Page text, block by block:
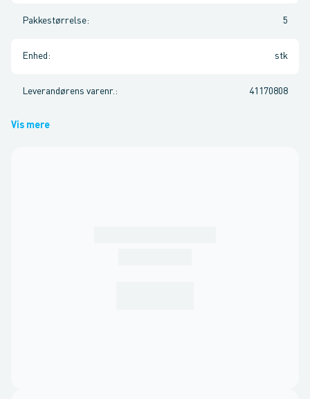
Pakkestørrelse: 5
Enhed : stk
Leverandørens varenr. : 41170808
Vis mere